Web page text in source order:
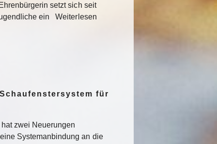
setzt sich seit
ein Weiterlesen
für
zwei Neuerungen
Systemanbindung an die